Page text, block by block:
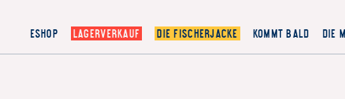
ESHOP LAGERVERKAUF DIE FISCHERJACKE KOMMT BALD DIE